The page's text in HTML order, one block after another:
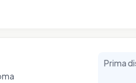
Prima